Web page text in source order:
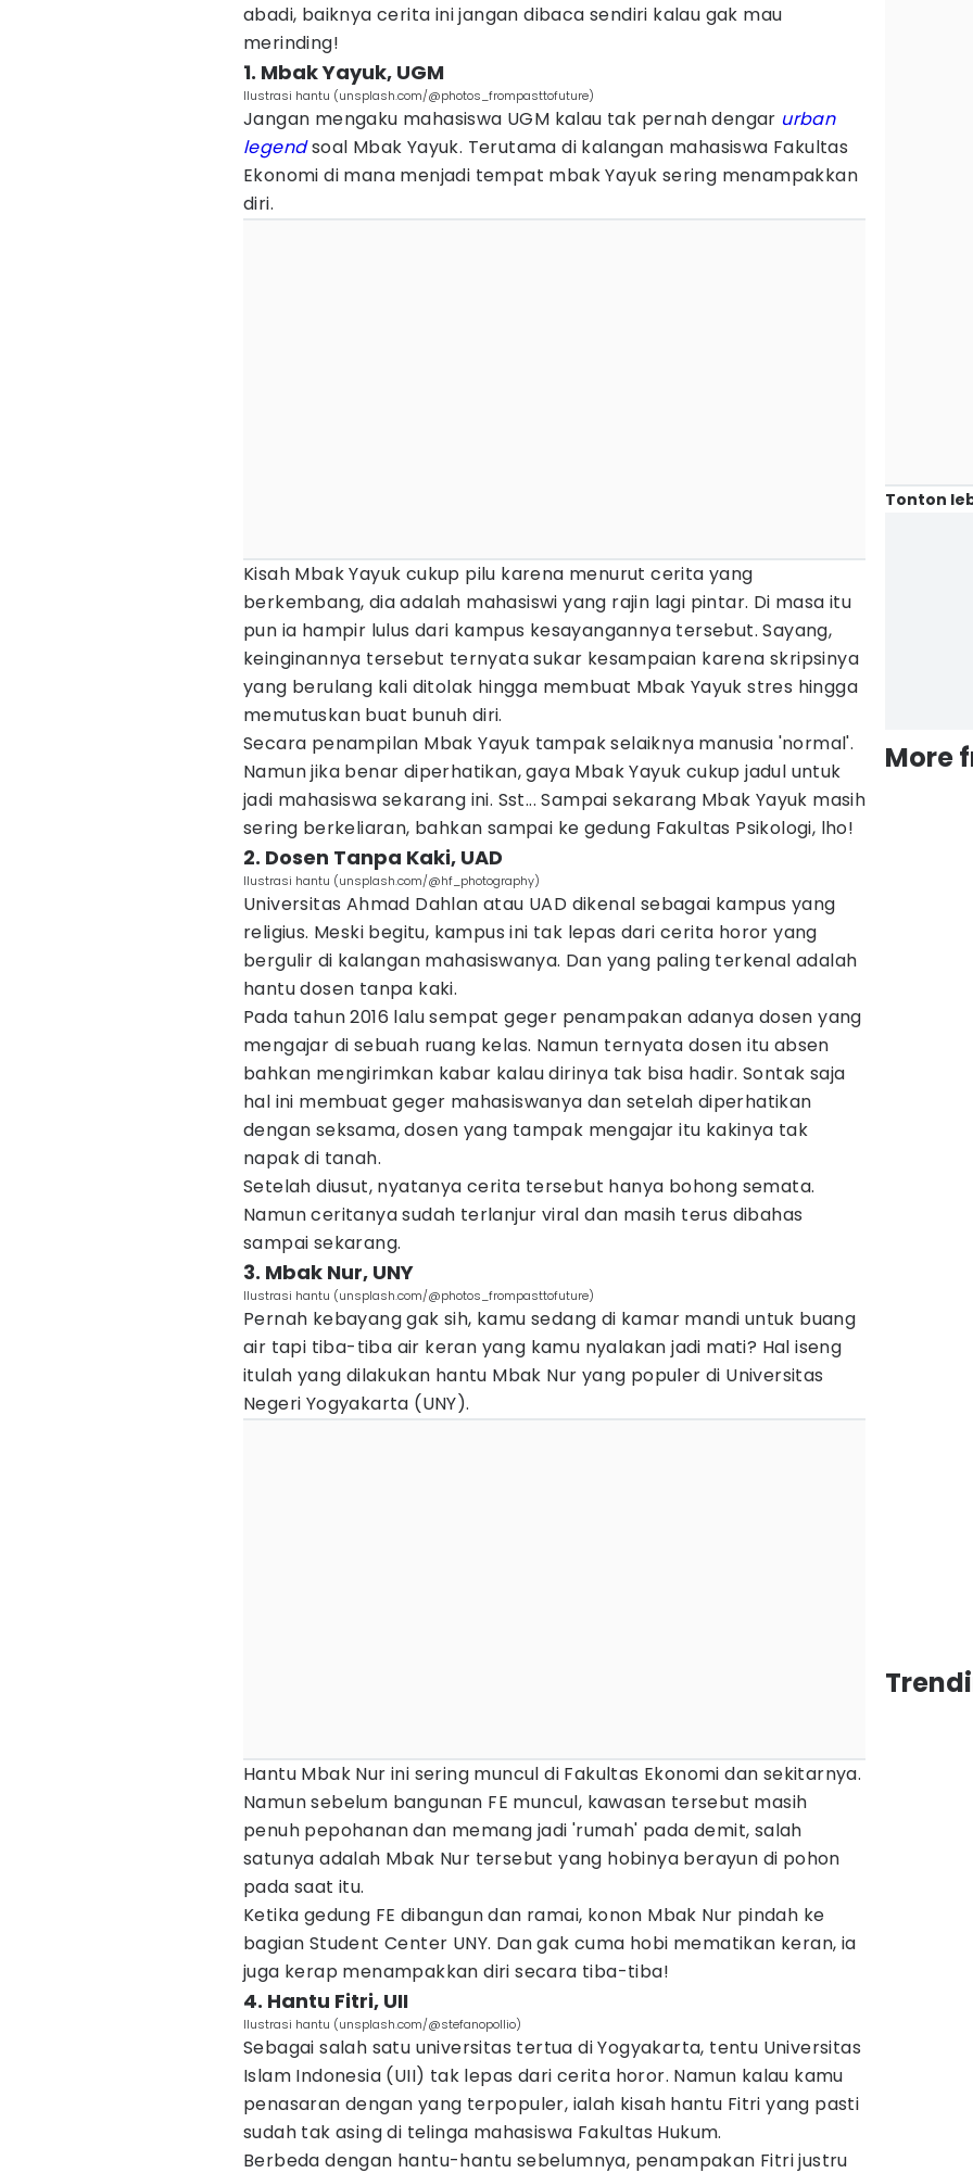
abadi, baiknya cerita ini jangan dibaca sendiri kalau gak mau
merinding!
1. Mbak Yayuk, UGM
Ilustrasi hantu (unsplash.com/@photos_frompasttofuture)
Jangan mengaku mahasiswa UGM kalau tak pernah dengar urban
legendsoal Mbak Yayuk. Terutama di kalangan mahasiswa Fakultas
Ekonomi di mana menjadi tempat mbak Yayuk sering menampakkan
diri.
Kisah Mbak Yayuk cukup pilu karena menurut cerita yang
berkembang, dia adalah mahasiswi yang rajin lagi pintar. Di masa itu
pun ia hampir lulus dari kampus kesayangannya tersebut. Sayang,
keinginannya tersebut ternyata sukar kesampaian karena skripsinya
yang berulang kali ditolak hingga membuat Mbak Yayuk stres hingga
memutuskan buat bunuh diri.
Secara penampilan Mbak Yayuk tampak selaiknya manusia 'normal'.
Namun jika benar diperhatikan, gaya Mbak Yayuk cukup jadul untuk
jadi mahasiswa sekarang ini. Sst... Sampai sekarang Mbak Yayuk masih
sering berkeliaran, bahkan sampai ke gedung Fakultas Psikologi, lho!
2. Dosen Tanpa Kaki, UAD
Ilustrasi hantu (unsplash.com/@hf_photography)
Universitas Ahmad Dahlan atau UAD dikenal sebagai kampus yang
religius. Meski begitu, kampus ini tak lepas dari cerita horor yang
bergulir di kalangan mahasiswanya. Dan yang paling terkenal adalah
hantu dosen tanpa kaki.
Pada tahun 2016 lalu sempat geger penampakan adanya dosen yang
mengajar di sebuah ruang kelas. Namun ternyata dosen itu absen
bahkan mengirimkan kabar kalau dirinya tak bisa hadir. Sontak saja
hal ini membuat geger mahasiswanya dan setelah diperhatikan
dengan seksama, dosen yang tampak mengajar itu kakinya tak
napak di tanah.
Setelah diusut, nyatanya cerita tersebut hanya bohong semata.
Namun ceritanya sudah terlanjur viral dan masih terus dibahas
sampai sekarang.
3. Mbak Nur, UNY
Ilustrasi hantu (unsplash.com/@photos_frompasttofuture)
Pernah kebayang gak sih, kamu sedang di kamar mandi untuk buang
air tapi tiba-tiba air keran yang kamu nyalakan jadi mati? Hal iseng
itulah yang dilakukan hantu Mbak Nur yang populer di Universitas
Negeri Yogyakarta (UNY).
Hantu Mbak Nur ini sering muncul di Fakultas Ekonomi dan sekitarnya.
Namun sebelum bangunan FE muncul, kawasan tersebut masih
penuh pepohanan dan memang jadi 'rumah' pada demit, salah
satunya adalah Mbak Nur tersebut yang hobinya berayun di pohon
pada saat itu.
Ketika gedung FE dibangun dan ramai, konon Mbak Nur pindah ke
bagian Student Center UNY. Dan gak cuma hobi mematikan keran, ia
juga kerap menampakkan diri secara tiba-tiba!
4. Hantu Fitri, UII
Ilustrasi hantu (unsplash.com/@stefanopollio)
Sebagai salah satu universitas tertua di Yogyakarta, tentu Universitas
Islam Indonesia (UII) tak lepas dari cerita horor. Namun kalau kamu
penasaran dengan yang terpopuler, ialah kisah hantu Fitri yang pasti
sudah tak asing di telinga mahasiswa Fakultas Hukum.
Berbeda dengan hantu-hantu sebelumnya, penampakan Fitri justru
Tonton
More